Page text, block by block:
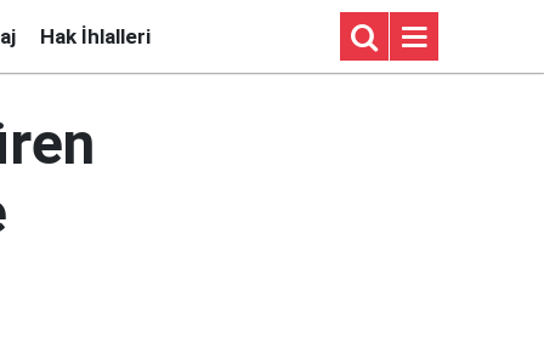
Hak İhlalleri